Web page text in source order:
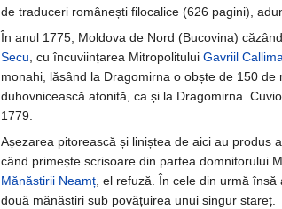
de traduceri românești filocalice (626 pagini),
În anul 1775, Moldova de Nord (Bucovina)
Secu , cu încuviințarea Mitropolitului Gavriil
monahi, lăsând la Dragomirna o obște de 150
duhovnicească atonită, ca și la Dragomirna.
1779.
Așezarea pitorească și liniștea de aici au produs
când primește scrisoare din partea domnitorului
Mănăstirii Neamț , el refuză. În cele din urmă
două mănăstiri sub povățuirea unui singur stareț.